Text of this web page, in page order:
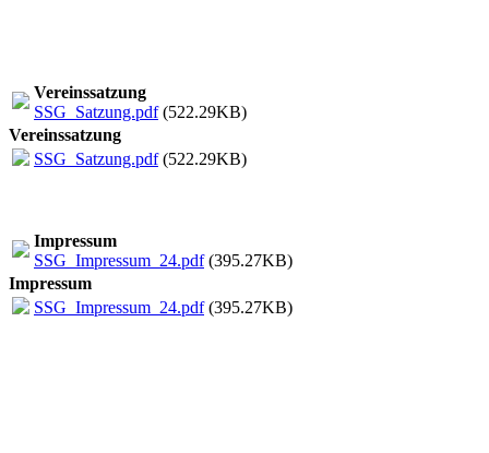
Vereinssatzung
SSG_Satzung.pdf(522.29KB)
Vereinssatzung
SSG_Satzung.pdf(522.29KB)
Impressum
SSG_Impressum_24.pdf(395.27KB)
Impressum
SSG_Impressum_24.pdf(395.27KB)